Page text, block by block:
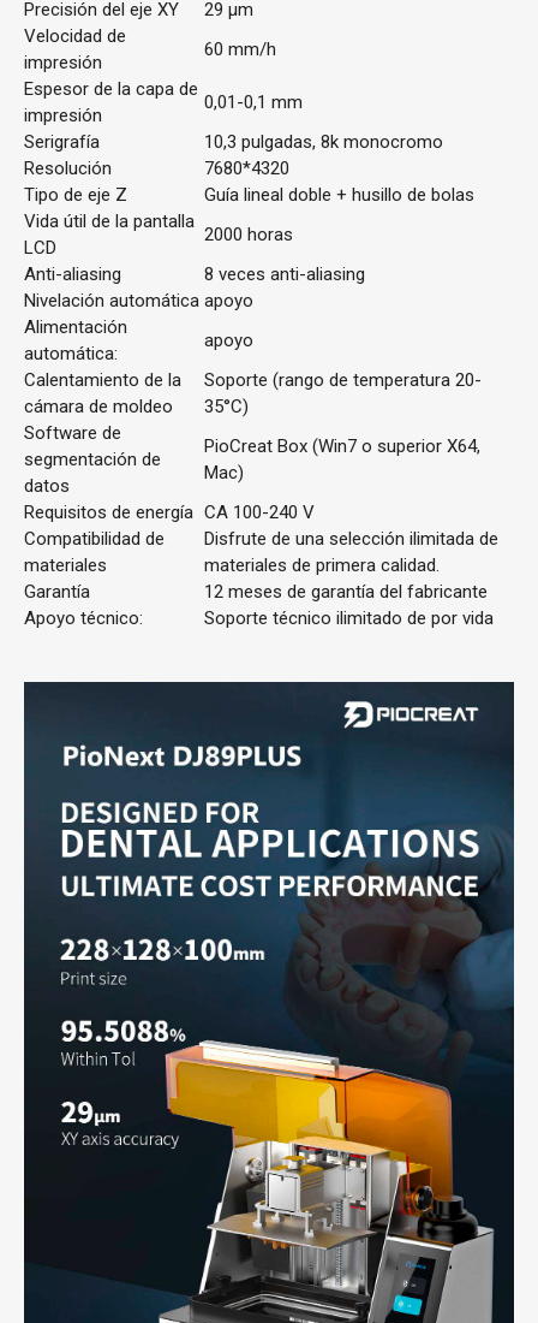
Precisión del eje XY
29 μm
Velocidad de
impresión
60 mm/h
Espesor de la capa de
impresión
0,01-0,1 mm
Serigrafía
10,3 pulgadas, 8k monocromo
Resolución
7680*4320
Tipo de eje Z
Guía lineal doble + husillo de bolas
Vida útil de la pantalla
LCD
2000 horas
Anti-aliasing
8 veces anti-aliasing
Nivelación automática apoyo
Alimentación
automática:
apoyo
Calentamiento de la
cámara de moldeo
Soporte (rango de temperatura 20-
35°C)
Software de
segmentación de
datos
PioCreat Box (Win7 o superior X64,
Mac)
Requisitos de energía CA 100-240 V
Compatibilidad de
materiales
Disfrute de una selección ilimitada de
materiales de primera calidad.
Garantía
12 meses de garantía del fabricante
Apoyo técnico:
Soporte técnico ilimitado de por vida